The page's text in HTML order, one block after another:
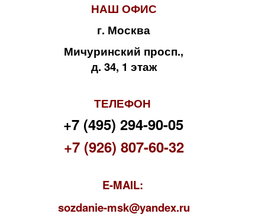
НАШ ОФИС
г. Москва
Мичуринский просп.,
д. 34, 1 этаж
ТЕЛЕФОН
+7 (495) 294-90-05
+7 (926) 807-60-32
E-MAIL:
sozdanie-msk@yandex.ru